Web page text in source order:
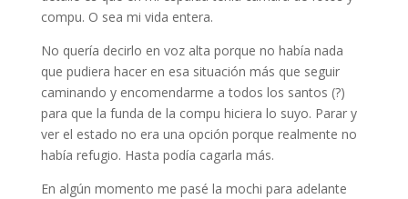
compu. O sea mi vida entera.
No quería decirlo en voz alta porque no había nada
que pudiera hacer en esa situación más que seguir
caminando y encomendarme a todos los santos (?)
para que la funda de la compu hiciera lo suyo. Parar y
ver el estado no era una opción porque realmente no
había refugio. Hasta podía cagarla más.
En algún momento me pasé la mochi para adelante